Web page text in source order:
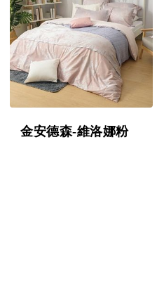
金安德森-維洛娜粉